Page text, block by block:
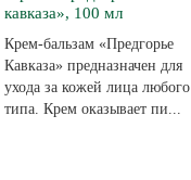
кавказа», 100 мл
Крем-бальзам «Предгорье
Кавказа» предназначен для
ухода за кожей лица любого
типа. Крем оказывает пи...